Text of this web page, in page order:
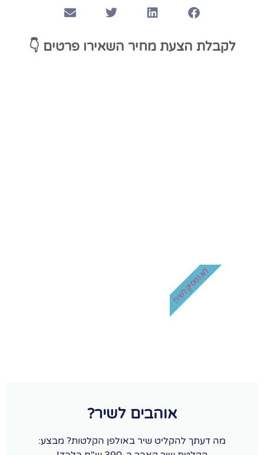
לקבלת הצעת מחיר השאירו פרטים 👇
אוהבים לשיר?
מה דעתך להקליט שיר באולפן הקלטות? מבצע:
לא נפסיק לשיר!